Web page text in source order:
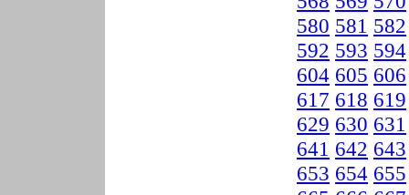
580 581 582
592 593 594
604 605 606
617 618 619
629 630 631
641 642 643
653 654 655